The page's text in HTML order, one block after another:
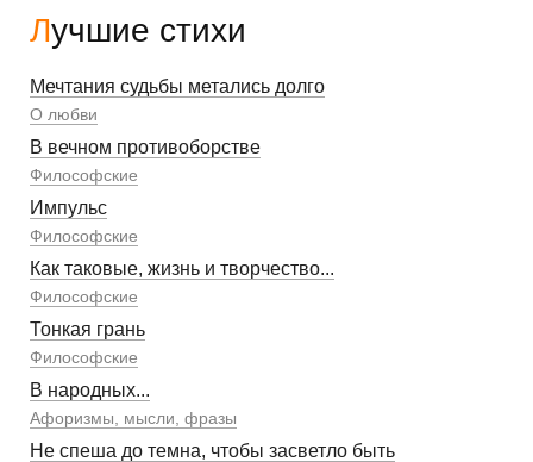
Лучшие стихи
Мечтания судьбы метались долго
О любви
В вечном противоборстве
Философские
Импульс
Философские
Как таковые, жизнь и творчество...
Философские
Тонкая грань
Философские
В народных...
Афоризмы, мысли, фразы
Не спеша до темна, чтобы засветло быть